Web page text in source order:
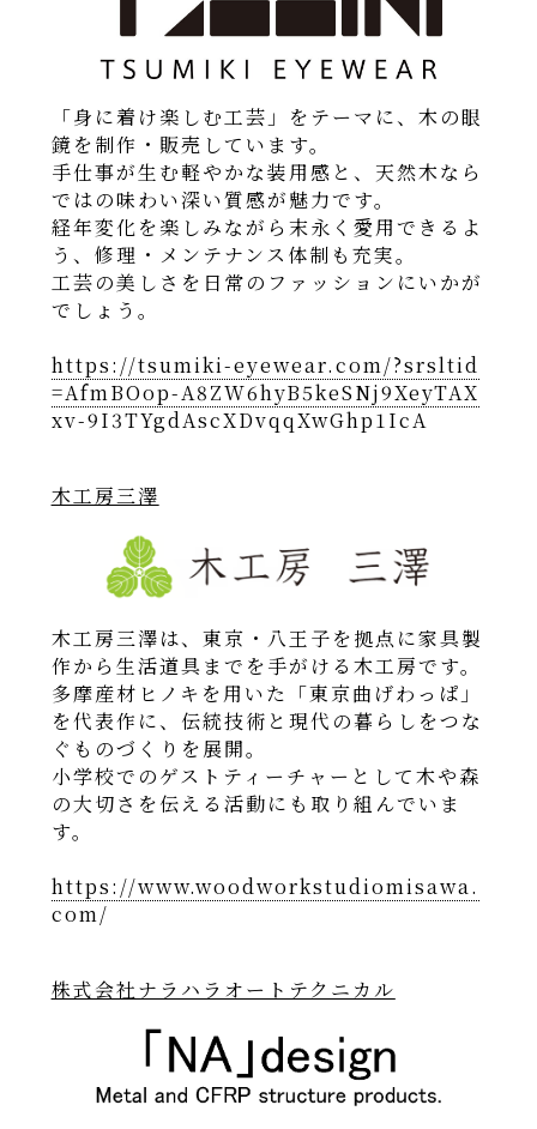
「身に着け楽しむ工芸」をテーマに、木の眼
鏡を制作・販売しています。
手仕事が生む軽やかな装用感と、天然木なら
ではの味わい深い質感が魅力です。
経年変化を楽しみながら末永く愛用できるよ
う、修理・メンテナンス体制も充実。
工芸の美しさを日常のファッションにいかが
でしょう。
https://tsumiki-eyewear.com/?srsltid
=AfmBOop-A8ZW6hyB5keSNj9XeyTAX
xv-9I3TYgdAscXDvqqXwGhp1IcA
木工房三澤
木工房三澤は、東京・八王子を拠点に家具製
作から生活道具までを手がける木工房です。
多摩産材ヒノキを用いた「東京曲げわっぱ」
を代表作に、伝統技術と現代の暮らしをつな
ぐものづくりを展開。
小学校でのゲストティーチャーとして木や森
の大切さを伝える活動にも取り組んでいま
す。
https://www.woodworkstudiomisawa.
com/
株式会社ナラハラオートテクニカル